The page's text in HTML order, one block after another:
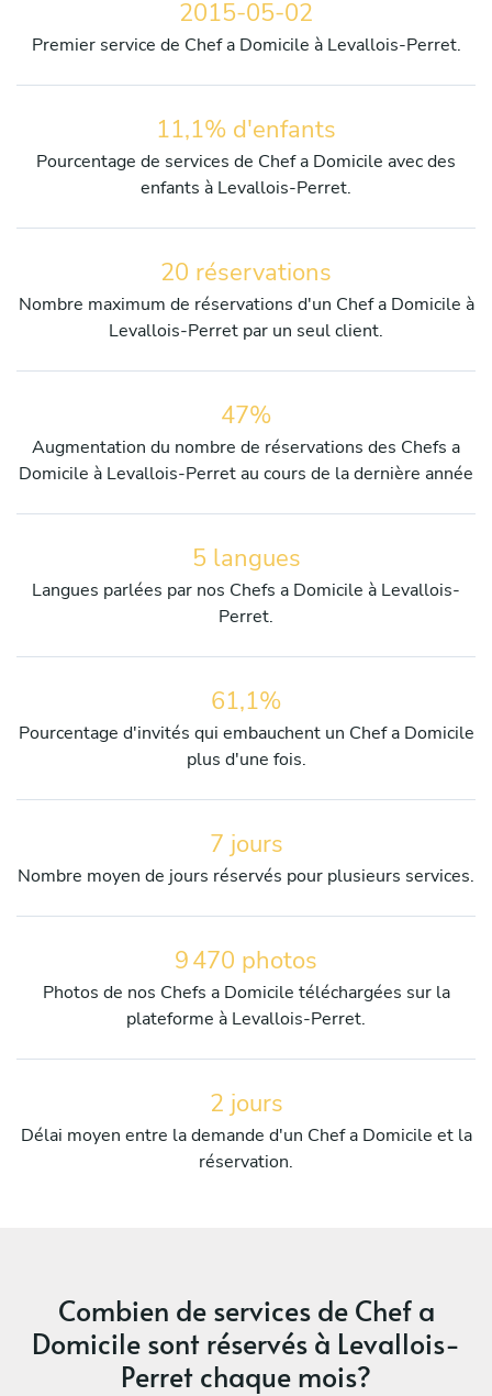
2015-05-02
Premier service de Chef a Domicile à Levallois-Perret.
11,1% d'enfants
Pourcentage de services de Chef a Domicile avec des
enfants à Levallois-Perret.
20 réservations
Nombre maximum de réservations d'un Chef a Domicile à
Levallois-Perret par un seul client.
47%
Augmentation du nombre de réservations des Chefs a
Domicile à Levallois-Perret au cours de la dernière année
5 langues
Langues parlées par nos Chefs a Domicile à Levallois-
Perret.
61,1%
Pourcentage d'invités qui embauchent un Chef a Domicile
plus d'une fois.
7 jours
Nombre moyen de jours réservés pour plusieurs services.
9 470 photos
Photos de nos Chefs a Domicile téléchargées sur la
plateforme à Levallois-Perret.
2 jours
Délai moyen entre la demande d'un Chef a Domicile et la
réservation.
Combien de services de Chef a
Domicile sont réservés à Levallois-
Perret chaque mois?